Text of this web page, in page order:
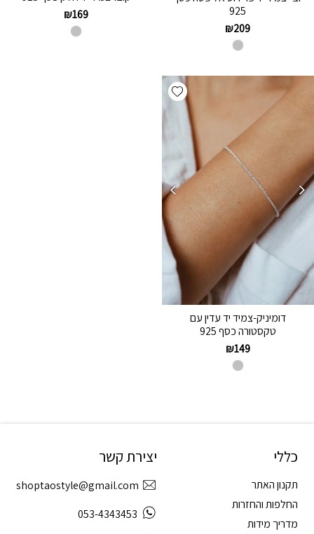
925
₪209
₪169
Add wishlist
דומיניק-צמיד יד עדין עם
טקסטורה כסף 925
₪149
כללי
תקנון האתר
החלפות והחזרות
מדריך מידות
יצירת קשר
shoptaostyle@gmail.com
053-4343453